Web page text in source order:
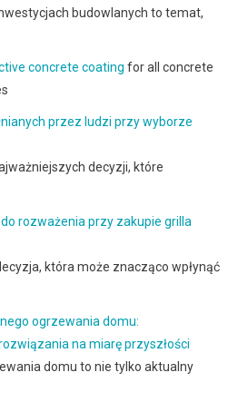
budowlanych to temat,
concrete coating for all concrete
przez ludzi przy wyborze
decyzji, które
rozważenia przy zakupie grilla
która może znacząco wpłynąć
ogrzewania domu:
na miarę przyszłości
domu to nie tylko aktualny